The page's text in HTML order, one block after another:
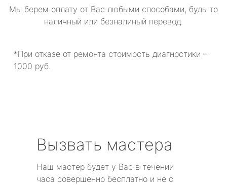
Мы берем оплату от Вас любыми способами, будь то
наличный или безналиный перевод.
*При отказе от ремонта стоимость диагностики –
1000 руб.
Вызвать мастера
Наш мастер будет у Вас в течении
часа совершенно бесплатно и не с